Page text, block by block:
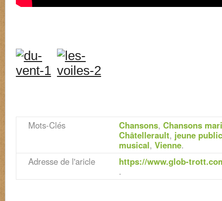
Mots-Clés Chansons, Chansons
Châtellerault, jeune public
musical, Vienne.
Adresse de l'aricle
https://www.glob-
.